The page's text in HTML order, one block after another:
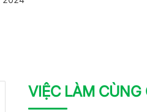
VIỆC LÀM CÙNG